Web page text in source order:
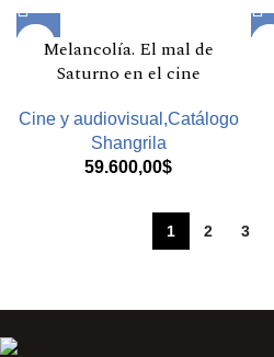
Melancolía. El mal de
Saturno en el cine
Cine y audiovisual,Catálogo
Shangrila
59.600,00$
1 2 3